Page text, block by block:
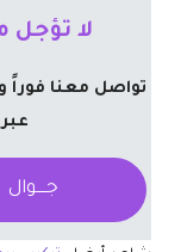
لا تؤجل
تواصل معنا
جــــوال